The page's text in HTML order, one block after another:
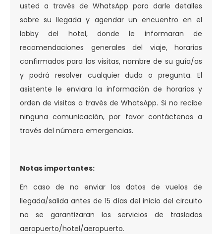
usted a través de WhatsApp para darle detalles
sobre su llegada y agendar un encuentro en el
lobby del hotel, donde le informaran de
recomendaciones generales del viaje, horarios
confirmados para las visitas, nombre de su guía/as
y podrá resolver cualquier duda o pregunta. El
asistente le enviara la información de horarios y
orden de visitas a través de WhatsApp. Si no recibe
ninguna comunicación, por favor contáctenos a
través del número emergencias.
Notas importantes:
En caso de no enviar los datos de vuelos de
llegada/salida antes de 15 días del inicio del circuito
no se garantizaran los servicios de traslados
aeropuerto/hotel/aeropuerto.